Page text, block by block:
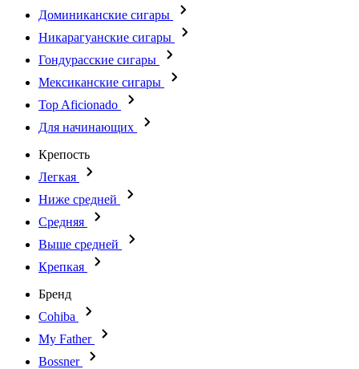
Доминиканские сигары
Никарагуанские сигары
Гондурасские сигары
Мексиканские сигары
Top Aficionado
Для начинающих
Крепость
Легкая
Ниже средней
Средняя
Выше средней
Крепкая
Бренд
Cohiba
My Father
Bossner